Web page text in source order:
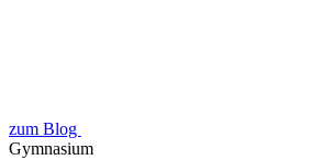
zum Blog
Gymnasium